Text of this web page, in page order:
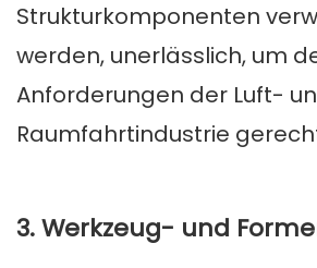
Strukturkomponenten
werden, unerlässlich, um
Anforderungen der Luft-
Raumfahrtindustrie
3. Werkzeug- und